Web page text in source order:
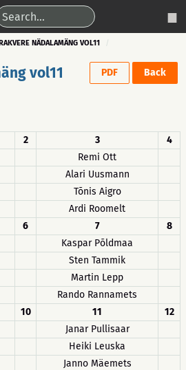
NÄDALAMÄNG VOL11
vol11 PDF Back
2 3
4
Remi Ott
Alari Uusmann
Tõnis Aigro
Ardi Roomelt
6 7
8
Kaspar Põldmaa
Sten Tammik
Martin Lepp
Rando Rannamets
10 11
12
Janar Pullisaar
Heiki Leuska
Janno Mäemets